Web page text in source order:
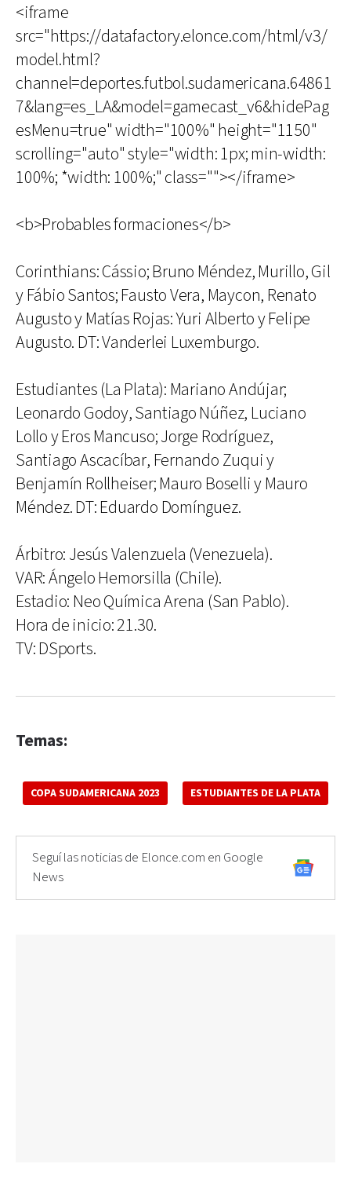
<iframe
src="https://datafactory.elonce.com/html/v3/
model.html?
channel=deportes.futbol.sudamericana.64861
7&lang=es_LA&model=gamecast_v6&hidePag
esMenu=true" width="100%" height="1150"
scrolling="auto" style="width: 1px; min-width:
100%; *width: 100%;" class=""></iframe>
<b>Probables formaciones</b>
Corinthians: Cássio; Bruno Méndez, Murillo, Gil
y Fábio Santos; Fausto Vera, Maycon, Renato
Augusto y Matías Rojas: Yuri Alberto y Felipe
Augusto. DT: Vanderlei Luxemburgo.
Estudiantes (La Plata): Mariano Andújar;
Leonardo Godoy, Santiago Núñez, Luciano
Lollo y Eros Mancuso; Jorge Rodríguez,
Santiago Ascacíbar, Fernando Zuqui y
Benjamín Rollheiser; Mauro Boselli y Mauro
Méndez. DT: Eduardo Domínguez.
Árbitro: Jesús Valenzuela (Venezuela).
VAR: Ángelo Hemorsilla (Chile).
Estadio: Neo Química Arena (San Pablo).
Hora de inicio: 21.30.
TV: DSports.
Temas:
COPA SUDAMERICANA 2023 ESTUDIANTES DE LA PLATA
Seguí las noticias de Elonce.com en Google
News